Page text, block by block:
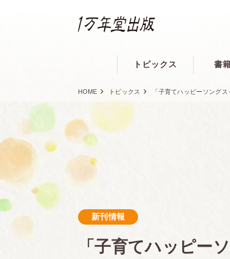
トピックス 書
HOME トピックス 「子育てハッピーソング
新刊情報
「子育てハッピー